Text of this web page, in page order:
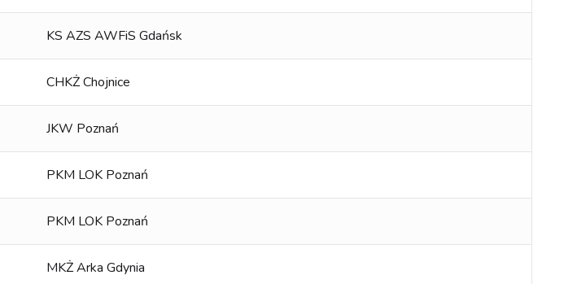
KS AZS AWFiS Gdańsk
CHKŻ Chojnice
JKW Poznań
PKM LOK Poznań
PKM LOK Poznań
MKŻ Arka Gdynia